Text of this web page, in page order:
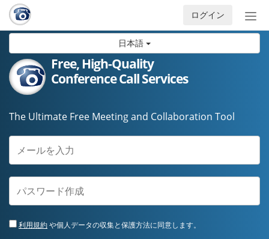
日本語
ナ
ビ
ログイン
Free, High-Quality
Conference Call Services
The Ultimate Free Meeting and Collaboration Tool
利用規約や個人データの収集と保護方法に同意します。